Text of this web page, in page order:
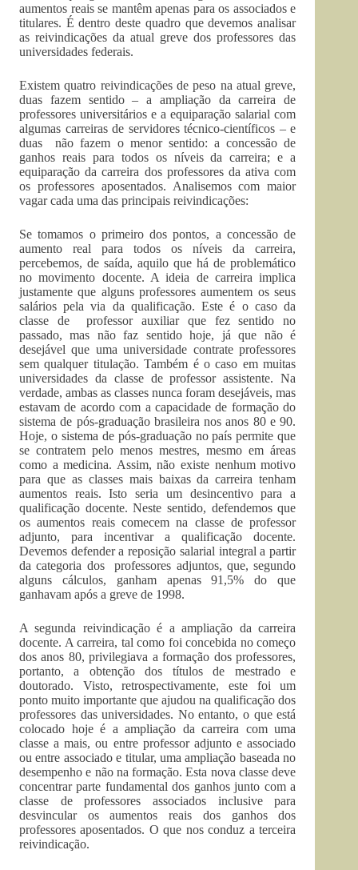
aumentos reais se mantêm apenas para os associados e
titulares. É dentro deste quadro que devemos analisar
as reivindicações da atual greve dos professores das
universidades federais.
Existem quatro reivindicações de peso na atual greve,
duas fazem sentido – a ampliação da carreira de
professores universitários e a equiparação salarial com
algumas carreiras de servidores técnico-científicos – e
duas não fazem o menor sentido: a concessão de
ganhos reais para todos os níveis da carreira; e a
equiparação da carreira dos professores da ativa com
os professores aposentados. Analisemos com maior
vagar cada uma das principais reivindicações:
Se tomamos o primeiro dos pontos, a concessão de
aumento real para todos os níveis da carreira,
percebemos, de saída, aquilo que há de problemático
no movimento docente. A ideia de carreira implica
justamente que alguns professores aumentem os seus
salários pela via da qualificação. Este é o caso da
classe de professor auxiliar que fez sentido no
passado, mas não faz sentido hoje, já que não é
desejável que uma universidade contrate professores
sem qualquer titulação. Também é o caso em muitas
universidades da classe de professor assistente. Na
verdade, ambas as classes nunca foram desejáveis, mas
estavam de acordo com a capacidade de formação do
sistema de pós-graduação brasileira nos anos 80 e 90.
Hoje, o sistema de pós-graduação no país permite que
se contratem pelo menos mestres, mesmo em áreas
como a medicina. Assim, não existe nenhum motivo
para que as classes mais baixas da carreira tenham
aumentos reais. Isto seria um desincentivo para a
qualificação docente. Neste sentido, defendemos que
os aumentos reais comecem na classe de professor
adjunto, para incentivar a qualificação docente.
Devemos defender a reposição salarial integral a partir
da categoria dos professores adjuntos, que, segundo
alguns cálculos, ganham apenas 91,5% do que
ganhavam após a greve de 1998.
A segunda reivindicação é a ampliação da carreira
docente. A carreira, tal como foi concebida no começo
dos anos 80, privilegiava a formação dos professores,
portanto, a obtenção dos títulos de mestrado e
doutorado. Visto, retrospectivamente, este foi um
ponto muito importante que ajudou na qualificação dos
professores das universidades. No entanto, o que está
colocado hoje é a ampliação da carreira com uma
classe a mais, ou entre professor adjunto e associado
ou entre associado e titular, uma ampliação baseada no
desempenho e não na formação. Esta nova classe deve
concentrar parte fundamental dos ganhos junto com a
classe de professores associados inclusive para
desvincular os aumentos reais dos ganhos dos
professores aposentados. O que nos conduz a terceira
reivindicação.